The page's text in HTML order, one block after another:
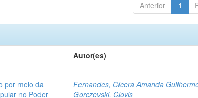
Anterior 1
Autor(es)
por meio da
no Poder
Fernandes, Cícera Amanda
Gorczevski, Clovis